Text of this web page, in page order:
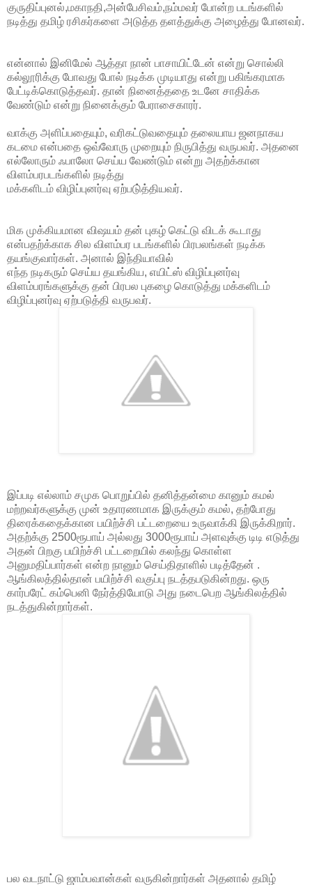
குருதிப்புனல்,மகாநதி,அன்பேசிவம்,நம்மவர் போன்ற படங்களில்
நடித்து தமிழ் ரசிகர்களை அடுத்த தளத்துக்கு அழைத்து போனவர்.
என்னால் இனிமேல் ஆத்தா நான் பாசாயிட்டேன் என்று சொல்லி
கல்லூரிக்கு போவது போல் நடிக்க முடியாது என்று பகிங்கரமாக
பேட்டிக்கொடுத்தவர். தான் நினைத்ததை உடனே சாதிக்க
வேண்டும் என்று நினைக்கும் பேராசைகாரர்.
வாக்கு அளிப்பதையும், வரிகட்டுவதையும் தலையாய ஜனநாகய
கடமை என்பதை ஒவ்வோரு முறையும் நிருபித்து வருபவர். அதனை
எல்லோரும் ஃபாலோ செய்ய வேண்டும் என்று அதற்க்கான
விளம்பரபடங்களில் நடித்து
மக்களிடம் விழிப்புனர்வு ஏற்படு்த்தியவர்.
மிக முக்கியமான விஷயம் தன் புகழ் கெட்டு விடக் கூடாது
என்பதற்க்காக சில விளம்பர படங்களில் பிரபலங்கள் நடிக்க
தயங்குவார்கள். அனால் இந்தியாவில்
எந்த நடிகரும் செய்ய தயங்கிய, எயிட்ஸ் விழிப்புனர்வு
விளம்பரங்களுக்கு தன் பிரபல புகழை கொடுத்து மக்களிடம்
விழிப்புனர்வு ஏற்படுத்தி வருபவர்.
இப்படி எல்லாம் சமுக பொறுப்பில் தனித்தன்மை கானும் கமல்
மற்றவர்களுக்கு முன் உதாரணமாக இருக்கும் கமல், தற்போது
திரைக்கதைக்கான பயிற்ச்சி பட்டறையை உருவாக்கி இருக்கிறார்.
அதற்க்கு 2500ரூபாய் அல்லது 3000ரூபாய் அளவுக்கு டிடி எடுத்து
அதன் பிறகு பயிற்ச்சி பட்டறையில் கலந்து கொள்ள
அனுமதிப்பார்கள் என்ற நானும் செய்திதாளில் படித்தேன் .
ஆங்கிலத்தில்தான் பயிற்ச்சி வகுப்பு நடத்தபடுகின்றது. ஒரு
கார்பரேட் கம்பெனி நேர்த்தியோடு அது நடைபெற ஆங்கிலத்தில்
நடத்துகின்றார்கள்.
பல வடநாட்டு ஜாம்பவான்கள் வருகின்றார்கள் அதனால் தமிழ்